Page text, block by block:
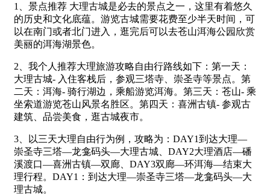
1、景点推荐 大理古城是必去的景点之一，这里有着悠久
的历史和文化底蕴。游览古城需要花费至少半天时间，可
以在南门或者北门进入，逛完后可以去苍山洱海公园欣赏
美丽的洱海湖景色。
2、我个人推荐大理旅游攻略自由行路线如下：第一天：
大理古城- 入住客栈后，参观三塔寺、崇圣寺等景点。第
二天：洱海- 骑行湖边，乘船游览洱海。第三天：苍山- 乘
坐索道游览苍山风景名胜区。第四天：喜洲古镇- 参观古
建筑、品尝美食，逛古城夜市。
3、以三天大理自由行为例，攻略为：DAY1到达大理—
崇圣寺三塔—龙龛码头—大理古城、DAY2大理酒店—磻
溪渡口—喜洲古镇—双廊、DAY3双廊—环洱海—结束大
理行程。DAY1：到达大理—崇圣寺三塔—龙龛码头—大
理古城。